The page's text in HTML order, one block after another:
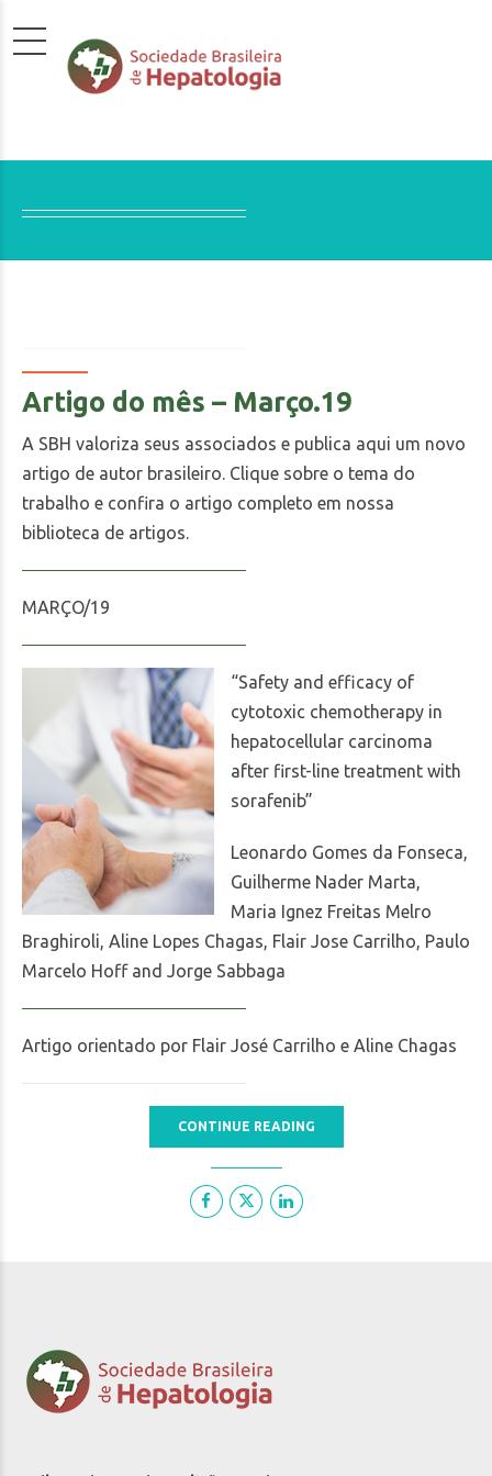
Artigo do mês – Março.19
A SBH valoriza seus associados e publica aqui um novo
artigo de autor brasileiro. Clique sobre o tema do
trabalho e confira o artigo completo em nossa
biblioteca de artigos.
MARÇO/19
“Safety and efficacy of
cytotoxic chemotherapy in
hepatocellular carcinoma
after first-line treatment with
sorafenib”
Leonardo Gomes da Fonseca,
Guilherme Nader Marta,
Maria Ignez Freitas Melro
Braghiroli, Aline Lopes Chagas, Flair Jose Carrilho, Paulo
Marcelo Hoff and Jorge Sabbaga
Artigo orientado por Flair José Carrilho e Aline Chagas
CONTINUE READING